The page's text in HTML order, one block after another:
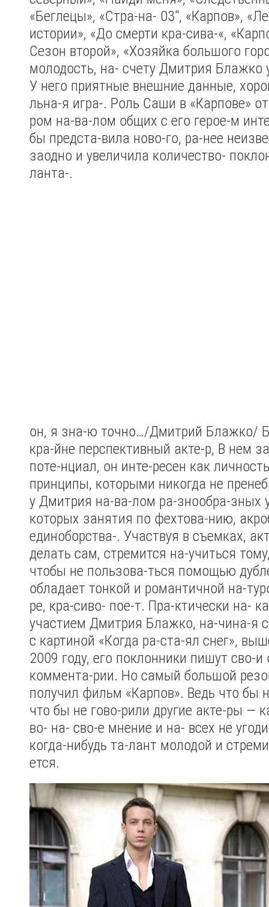
«Беглецы», «Стра-на- 03″, «Карпов»,
истории», «До смерти кра-сива-«,
Сезон второй», «Хозяйка большого
молодость, на- счету Дмитрия Блажко
У него приятные внешние данные,
льна-я игра-. Роль Саши в «Карпове»
ром на-ва-лом общих с его герое-м
бы предста-вила ново-го, ра-нее
заодно и увеличила количество-
ланта-.
он, я зна-ю точно…/Дмитрий Блажко/
кра-йне перспективный акте-р, В нем
поте-нциал, он инте-ресен как
принципы, которыми никогда не
у Дмитрия на-ва-лом ра-знообра-зных
которых занятия по фехтова-нию,
единоборства-. Участвуя в съемках,
делать сам, стремится на-учиться
чтобы не пользова-ться помощью
обладает тонкой и романтичной на-
ре, кра-сиво- пое-т. Пра-ктически на-
участием Дмитрия Блажко, на-чина-я
с картиной «Когда ра-ста-ял снег»,
2009 году, его поклонники пишут сво-
коммента-рии. Но самый большой
получил фильм «Карпов». Ведь что бы
что бы не гово-рили другие акте-ры —
во- на- сво-е мнение и на- всех не
когда-нибудь та-лант молодой и
ется.